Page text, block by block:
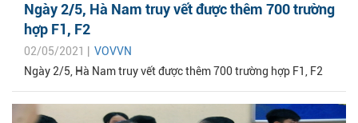
Ngày 2/5, Hà Nam truy vết được thêm 700 trường
hợp F1, F2
02/05/2021 | VOVVN
Ngày 2/5, Hà Nam truy vết được thêm 700 trường hợp F1, F2